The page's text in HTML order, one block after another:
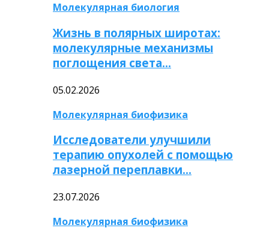
Молекулярная биология
Жизнь в полярных широтах:
молекулярные механизмы
поглощения света…
05.02.2026
Молекулярная биофизика
Исследователи улучшили
терапию опухолей с помощью
лазерной переплавки…
23.07.2026
Молекулярная биофизика